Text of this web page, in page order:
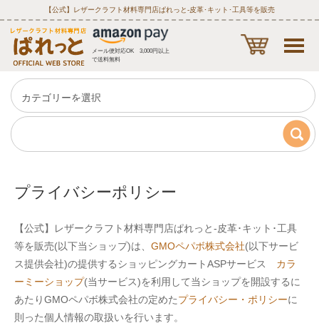
【公式】レザークラフト材料専門店ぱれっと‐皮革･キット･工具等を販売
メール便対応OK 3,000円以上
で送料無料
プライバシーポリシー
【公式】レザークラフト材料専門店ぱれっと‐皮革･キット･工具
等を販売(以下当ショップ)は、 GMOペパボ株式会社(以下サービ
ス提供会社)の提供するショッピングカートASPサービス カラ
ーミーショップ(当サービス)を利用して当ショップを開設するに
あたりGMOペパボ株式会社の定めたプライバシー・ポリシーに
則った個人情報の取扱いを行います。